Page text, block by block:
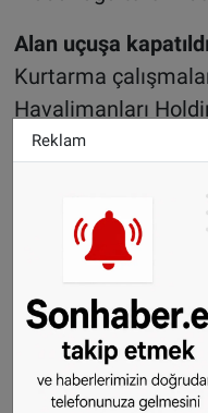
Alan uçuşa kapatıldı
Kurtarma
Havalimanları
meydan kapatıldı.
yapılamayacağı
dış hat seferleri
Kazayla ilgili olarak
Ekipleri
©Sonhaber.eu
Reklam